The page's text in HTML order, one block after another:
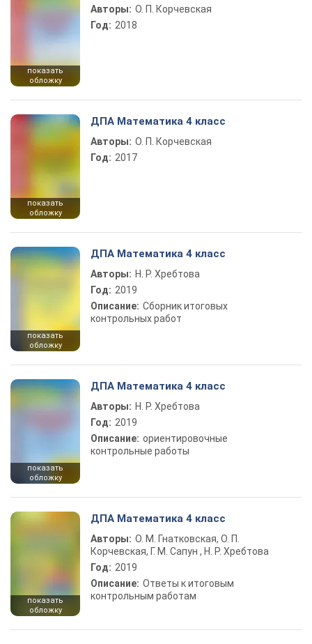
показать
обложку
Авторы: О. П. Корчевская
Год: 2018
показать
обложку
ДПА Математика 4 класс
Авторы: О. П. Корчевская
Год: 2017
показать
обложку
ДПА Математика 4 класс
Авторы: Н. Р. Хребтова
Год: 2019
Описание: Сборник итоговых
контрольных работ
показать
обложку
ДПА Математика 4 класс
Авторы: Н. Р. Хребтова
Год: 2019
Описание: ориентировочные
контрольные работы
показать
обложку
ДПА Математика 4 класс
Авторы: О. М. Гнатковская, О. П.
Корчевская, Г. М. Сапун , Н. Р. Хребтова
Год: 2019
Описание: Ответы к итоговым
контрольным работам